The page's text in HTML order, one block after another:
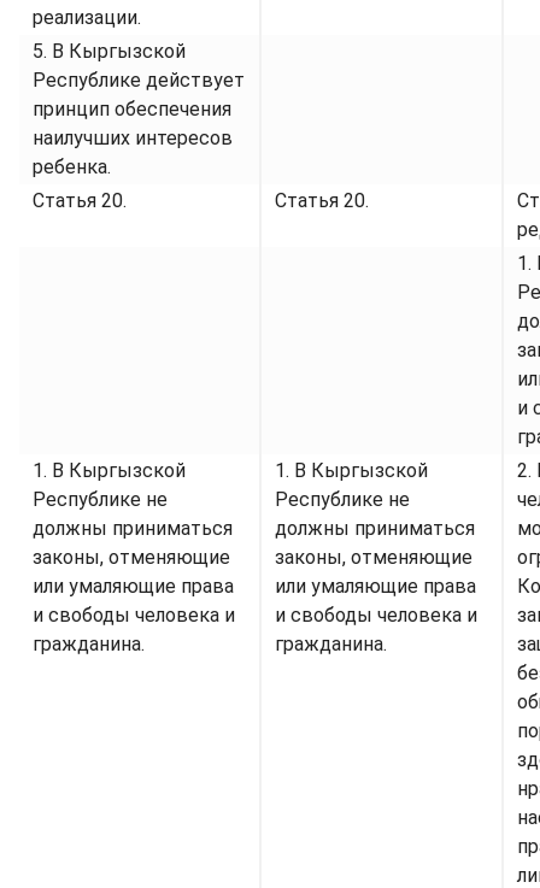
реализации.
5. В Кыргызской
Республике действует
принцип обеспечения
наилучших интересов
ребенка.
Статья 20.
Статья 20.
1.
и
1. В Кыргызской
Республике не
должны приниматься
законы, отменяющие
или умаляющие права
и свободы человека и
гражданина.
1. В Кыргызской
Республике не
должны приниматься
законы, отменяющие
или умаляющие права
и свободы человека и
гражданина.
2.